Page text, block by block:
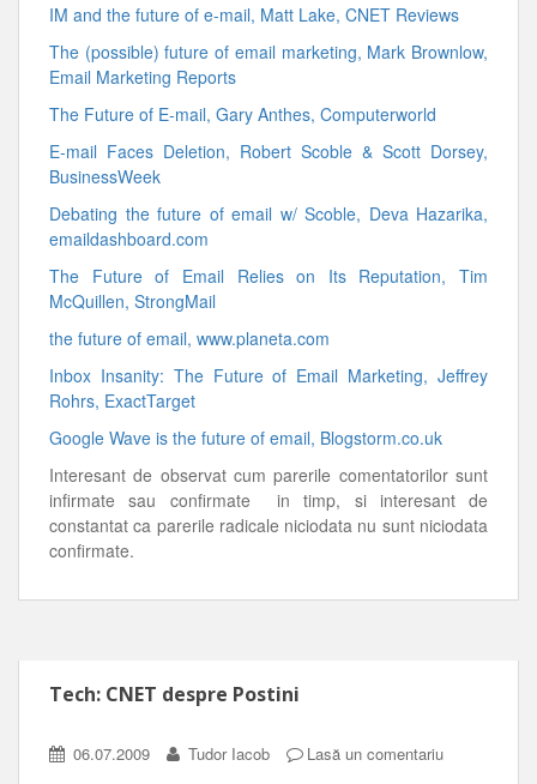
IM and the future of e-mail, Matt Lake, CNET Reviews
The (possible) future of email marketing, Mark Brownlow,
Email Marketing Reports
The Future of E-mail, Gary Anthes, Computerworld
E-mail Faces Deletion, Robert Scoble & Scott Dorsey,
BusinessWeek
Debating the future of email w/ Scoble, Deva Hazarika,
emaildashboard.com
The Future of Email Relies on Its Reputation, Tim
McQuillen, StrongMail
the future of email, www.planeta.com
Inbox Insanity: The Future of Email Marketing, Jeffrey
Rohrs, ExactTarget
Google Wave is the future of email, Blogstorm.co.uk
Interesant de observat cum parerile comentatorilor sunt
infirmate sau confirmate in timp, si interesant de
constantat ca parerile radicale niciodata nu sunt niciodata
confirmate.
Tech: CNET despre Postini
06.07.2009 Tudor Iacob Lasă un comentariu